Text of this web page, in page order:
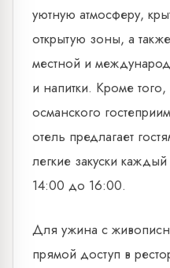
уютную атмосферу,
открытую зоны, а
местной и
и напитки. Кроме
османского
отель предлагает
легкие закуски
14:00 до 16:00.
Для ужина с
прямой доступ в